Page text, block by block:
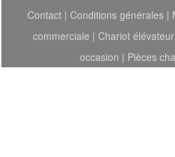
Contact | Conditions générales |
commerciale | Chariot
occasion | Pièces